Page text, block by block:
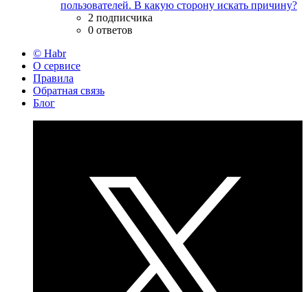
пользователей. В какую сторону искать причину?
2 подписчика
0 ответов
© Habr
О сервисе
Правила
Обратная связь
Блог